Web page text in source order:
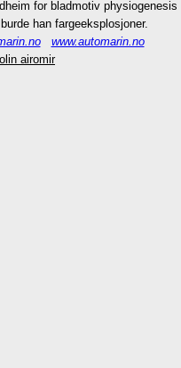
for bladmotiv physiogenesis
han fargeeksplosjoner.
www.automarin.no
airomir